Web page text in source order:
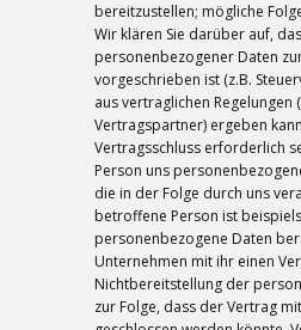
bereitzustellen; mögliche
Wir klären Sie darüber auf,
personenbezogener Daten
vorgeschrieben ist (z.B.
aus vertraglichen Regelungen
Vertragspartner) ergeben
Vertragsschluss erforderlich
Person uns
die in der Folge durch uns
betroffene Person ist
personenbezogene Daten
Unternehmen mit ihr einen
Nichtbereitstellung der
zur Folge, dass der Vertrag